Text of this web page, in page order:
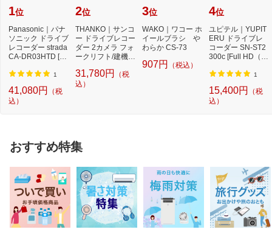
1位
Panasonic｜パナ
ソニック ドライブ
レコーダー strada
CA-DR03HTD [前
u...
1
41,080円
（税
込）
2位
THANKO｜サンコ
ー ドライブレコー
ダー 2カメラ フォ
ークリフト/建機 D
カ...
31,780円
（税
込）
3位
WAKO｜ワコー ホ
イールブラシ や
わらか CS-73
907円 （税込）
4位
ユピテル｜YUPIT
ERU ドライブレ
コーダー SN-ST2
300c [Full HD（20
1
15,400円
（税
込）
おすすめ特集